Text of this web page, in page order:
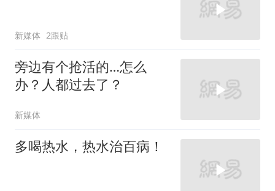
新媒体 2跟贴
旁边有个抢活的…怎么
办？人都过去了？
新媒体
多喝热水，热水治百病！